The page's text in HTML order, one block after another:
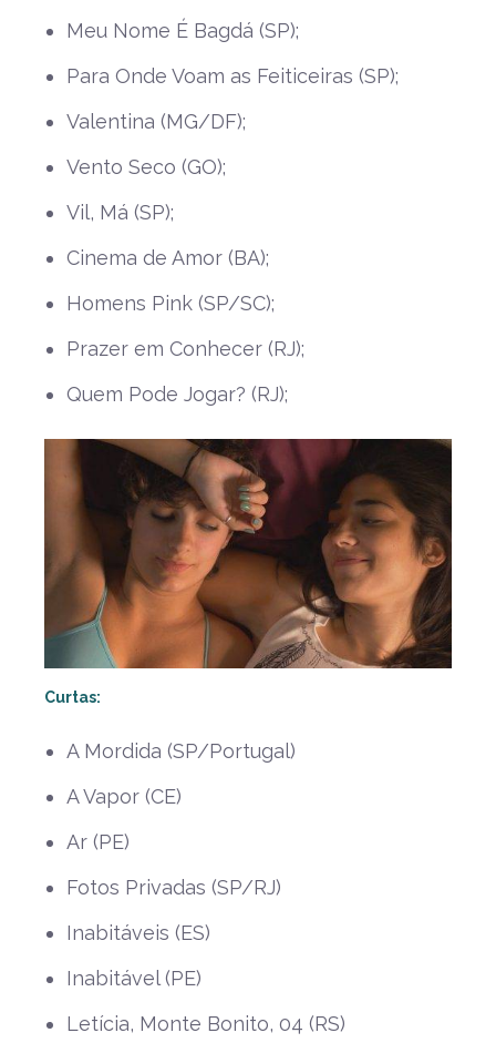
Meu Nome É Bagdá (SP);
Para Onde Voam as Feiticeiras (SP);
Valentina (MG/DF);
Vento Seco (GO);
Vil, Má (SP);
Cinema de Amor (BA);
Homens Pink (SP/SC);
Prazer em Conhecer (RJ);
Quem Pode Jogar? (RJ);
Curtas:
A Mordida (SP/Portugal)
A Vapor (CE)
Ar (PE)
Fotos Privadas (SP/RJ)
Inabitáveis (ES)
Inabitável (PE)
Letícia, Monte Bonito, 04 (RS)